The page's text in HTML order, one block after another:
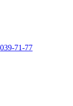
71-77